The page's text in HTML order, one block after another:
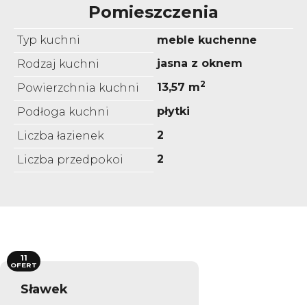
Pomieszczenia
Typ kuchni
meble kuchenne
Rodzaj kuchni
jasna z oknem
Powierzchnia kuchni
13,57 m2
Podłoga kuchni
płytki
Liczba łazienek
2
Liczba przedpokoi
2
Sławek
11
OFERT